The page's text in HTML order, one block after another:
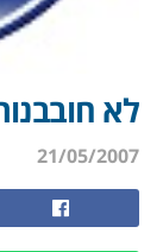
לא
21/05/2007